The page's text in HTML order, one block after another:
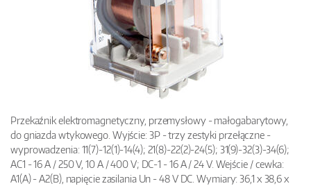
Przekaźnik elektromagnetyczny, przemysłowy - małogabarytowy,
do gniazda wtykowego. Wyjście: 3P - trzy zestyki przełączne -
wyprowadzenia: 11(7)-12(1)-14(4); 21(8)-22(2)-24(5); 31(9)-32(3)-34(6);
AC1 - 16 A / 250 V, 10 A / 400 V; DC-1 - 16 A / 24 V. Wejście / cewka:
A1(A) - A2(B), napięcie zasilania Un - 48 V DC. Wymiary: 36,1 x 38,6 x